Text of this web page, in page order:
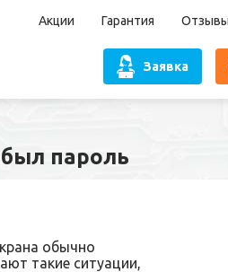
Акции Гарантия Отзывы
Заявка
пароль
обычно
такие ситуации,